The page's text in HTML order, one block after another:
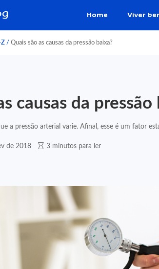
Home Viver
Z / Quais são as causas da pressão baixa?
causas da pressão
a pressão arterial varie. Afinal, esse é um fator
de 2018 3 minutos para ler